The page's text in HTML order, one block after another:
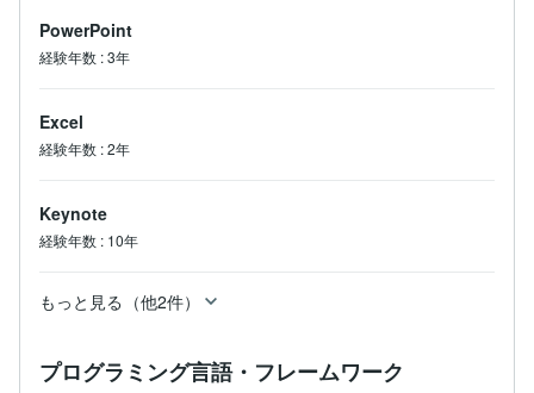
PowerPoint
経験年数 :3年
Excel
経験年数 :2年
Keynote
経験年数 : 10年
もっと見る（他2件）
プログラミング言語・フレームワーク